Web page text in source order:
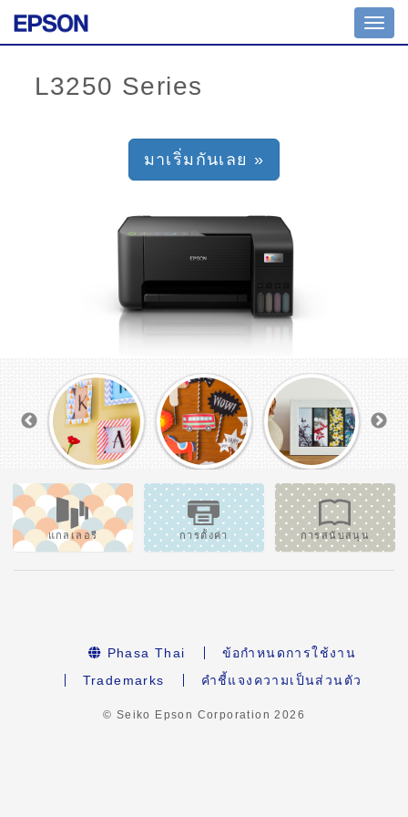
มาเริ่มกันเลย »
แกลเลอรี การตั้งค่า การสนับสนุน
Phasa Thai
ข้อกำหนดการใช้งาน
Trademarks
คำชี้แจงความเป็นส่วนตัว
© Seiko Epson Corporation2026